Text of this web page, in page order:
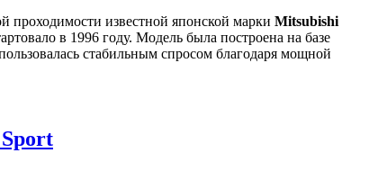
проходимости известной японской марки Mitsubishi
в 1996 году. Модель была построена на базе
стабильным спросом благодаря мощной